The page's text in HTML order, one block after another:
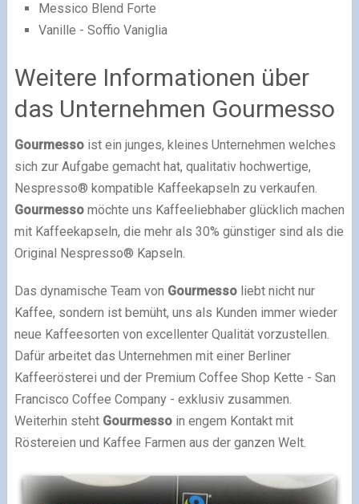
Messico Blend Forte
Vanille - Soffio Vaniglia
Weitere Informationen über
das Unternehmen Gourmesso
Gourmessoist ein junges, kleines Unternehmen welches
sich zur Aufgabe gemacht hat, qualitativ hochwertige,
Nespresso® kompatible Kaffeekapseln zu verkaufen.
Gourmessomöchte uns Kaffeeliebhaber glücklich machen
mit Kaffeekapseln, die mehr als 30% günstiger sind als die
Original Nespresso® Kapseln.
Das dynamische Team von Gourmessoliebt nicht nur
Kaffee, sondern ist bemüht, uns als Kunden immer wieder
neue Kaffeesorten von excellenter Qualität vorzustellen.
Dafür arbeitet das Unternehmen mit einer Berliner
Kaffeerösterei und der Premium Coffee Shop Kette - San
Francisco Coffee Company - exklusiv zusammen.
Weiterhin steht Gourmessoin engem Kontakt mit
Röstereien und Kaffee Farmen aus der ganzen Welt.